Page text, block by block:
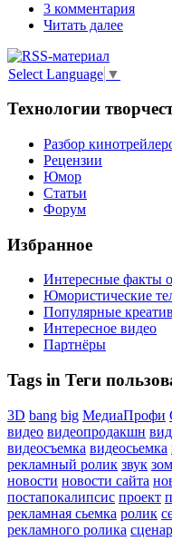
3 комментария
Читать далее
Select Language ▼
Технологии
Разбор
Рецензии
Юмор
Статьи
Форум
Избранное
Интересные факты
Юмористические
Популярные
Интересное видео
Партнёры
Tags in Теги
3D bang big МедиаПрофи
видео видеопродакшн
видеосъемка видеосьемка
рекламный ролик звук
новости новости сайта
постапокалипсис проект
рекламная сьемка ролик
рекламного ролика